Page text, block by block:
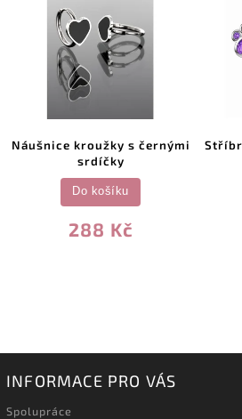
Náušnice kroužky s černými
srdíčky
288 Kč
Do košíku
INFORMACE PRO VÁS
Spolupráce